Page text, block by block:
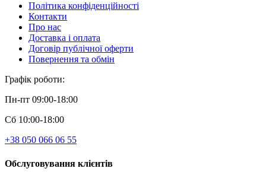
Політика конфіденційності
Контакти
Про нас
Доставка і оплата
Договір публічної оферти
Повернення та обмін
Графік роботи:
Пн-пт 09:00-18:00
Сб 10:00-18:00
+38 050 066 06 55
Обслуговування клієнтів